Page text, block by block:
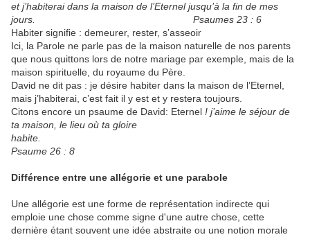
et j’habiterai dans la maison de l’Eternel jusqu’à la fin de mes
jours. Psaumes 23 : 6
Habiter signifie : demeurer, rester, s’asseoir
Ici, la Parole ne parle pas de la maison naturelle de nos parents
que nous quittons lors de notre mariage par exemple, mais de la
maison spirituelle, du royaume du Père.
David ne dit pas : je désire habiter dans la maison de l’Eternel,
mais j’habiterai, c’est fait il y est et y restera toujours.
Citons encore un psaume de David: Eternel ! j’aime le séjour de
ta maison, le lieu où ta gloire
habite.
Psaume 26 : 8
Différence entre une allégorie et une parabole
Une allégorie est une forme de représentation indirecte qui
emploie une chose comme signe d'une autre chose, cette
dernière étant souvent une idée abstraite ou une notion morale